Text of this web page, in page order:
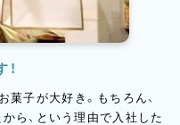
子が大好き。もちろん、
ら、という理由で入社した